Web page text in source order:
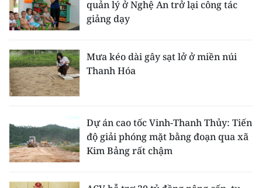
quản lý ở Nghệ An trở lại công tác
giảng dạy
Mưa kéo dài gây sạt lở ở miền núi
Thanh Hóa
Dự án cao tốc Vinh-Thanh Thủy: Tiến
độ giải phóng mặt bằng đoạn qua xã
Kim Bảng rất chậm